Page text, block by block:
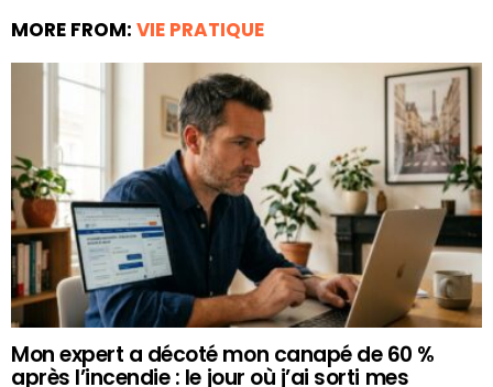
MORE FROM: VIE PRATIQUE
Mon expert a décoté mon canapé de 60 %
après l’incendie : le jour où j’ai sorti mes